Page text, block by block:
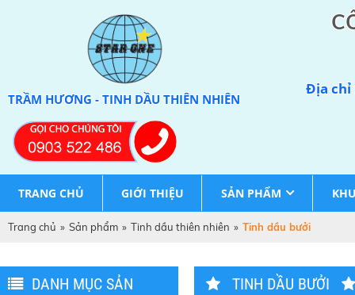
TRẦM HƯƠNG - TINH DẦU THIÊN NHIÊN
Địa chỉ
TRANG CHỦ GIỚI THIỆU SẢN PHẨM
Trang chủ » Sản phẩm » Tinh dầu thiên nhiên » Tinh dầu bưởi
DANH MỤC SẢN
TINH DẦU BƯỞI